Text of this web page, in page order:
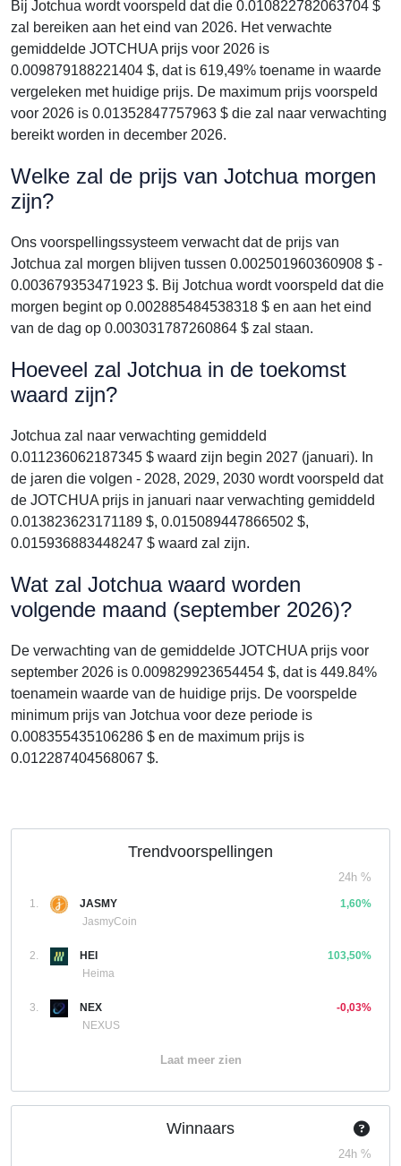
Bij Jotchua wordt voorspeld dat die 0.010822782063704 $
zal bereiken aan het eind van 2026. Het verwachte
gemiddelde JOTCHUA prijs voor 2026 is
0.009879188221404 $, dat is 619,49% toename in waarde
vergeleken met huidige prijs. De maximum prijs voorspeld
voor 2026 is 0.01352847757963 $ die zal naar verwachting
bereikt worden in december 2026.
Welke zal de prijs van Jotchua morgen
zijn?
Ons voorspellingssysteem verwacht dat de prijs van
Jotchua zal morgen blijven tussen 0.002501960360908 $ -
0.003679353471923 $. Bij Jotchua wordt voorspeld dat die
morgen begint op 0.002885484538318 $ en aan het eind
van de dag op 0.003031787260864 $ zal staan.
Hoeveel zal Jotchua in de toekomst
waard zijn?
Jotchua zal naar verwachting gemiddeld
0.011236062187345 $ waard zijn begin 2027 (januari). In
de jaren die volgen - 2028, 2029, 2030 wordt voorspeld dat
de JOTCHUA prijs in januari naar verwachting gemiddeld
0.013823623171189 $, 0.015089447866502 $,
0.015936883448247 $ waard zal zijn.
Wat zal Jotchua waard worden
volgende maand (september 2026)?
De verwachting van de gemiddelde JOTCHUA prijs voor
september 2026 is 0.009829923654454 $, dat is 449.84%
toenamein waarde van de huidige prijs. De voorspelde
minimum prijs van Jotchua voor deze periode is
0.008355435106286 $ en de maximum prijs is
0.012287404568067 $.
Trendvoorspellingen
24h %
1.
JASMY
JasmyCoin
1,60%
2.
HEI
Heima
103,50%
3.
NEX
NEXUS
-0,03%
Laat meer zien
Winnaars
24h %